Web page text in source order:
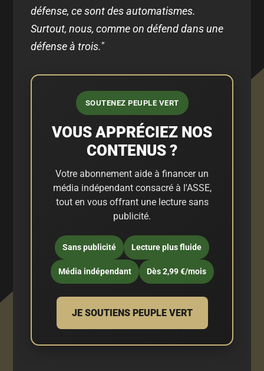
défense, ce sont des automatismes.
Surtout, nous, comme on défend dans une
défense à trois."
SOUTENEZ PEUPLE VERT
VOUS APPRÉCIEZ NOS
CONTENUS ?
Votre abonnement aide à financer un
média indépendant consacré à l'ASSE,
tout en vous offrant une lecture sans
publicité.
Sans publicité Lecture plus fluide
Média indépendant Dès 2,99 €/mois
JE SOUTIENS PEUPLE VERT